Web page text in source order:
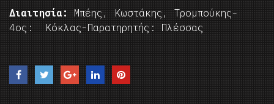
Διαιτησία: Mπέης, Κωστάκης, Τρομπούκης-
4ος: Κόκλας-Παρατηρητής: Πλέσσας